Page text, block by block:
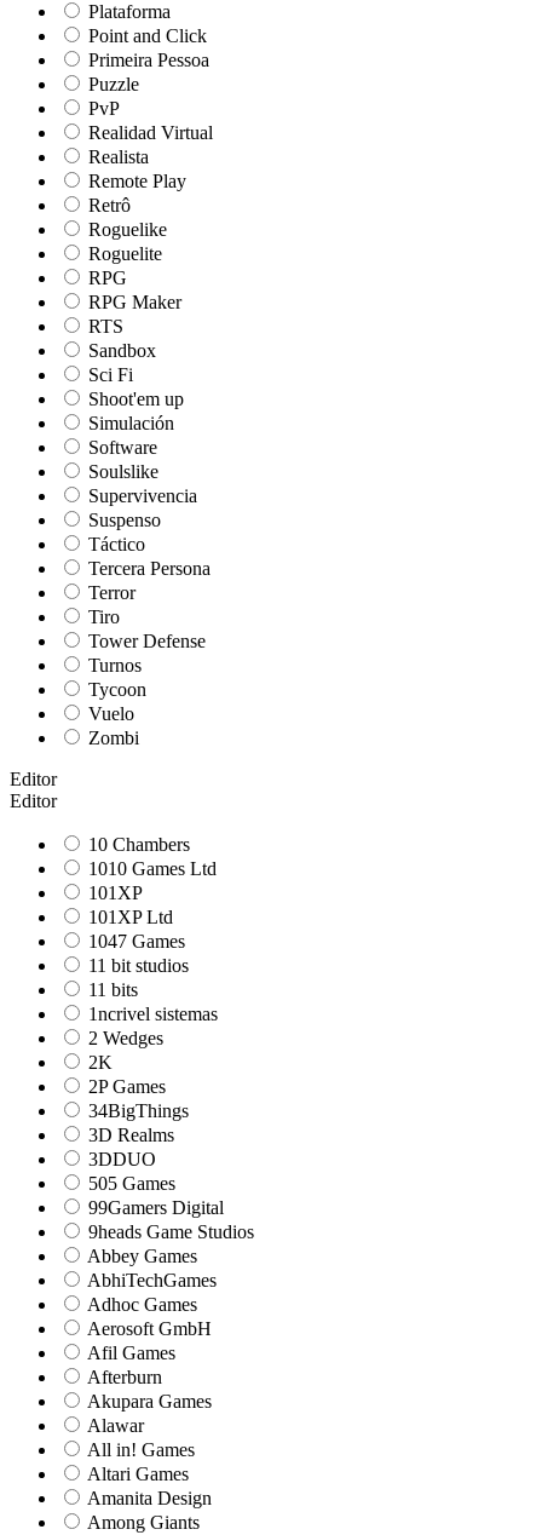
Plataforma
Point and Click
Primeira Pessoa
Puzzle
PvP
Realidad Virtual
Realista
Remote Play
Retrô
Roguelike
Roguelite
RPG
RPG Maker
RTS
Sandbox
Sci Fi
Shoot'em up
Simulación
Software
Soulslike
Supervivencia
Suspenso
Táctico
Tercera Persona
Terror
Tiro
Tower Defense
Turnos
Tycoon
Vuelo
Zombi
Editor
Editor
10 Chambers
1010 Games Ltd
101XP
101XP Ltd
1047 Games
11 bit studios
11 bits
1ncrivel sistemas
2 Wedges
2K
2P Games
34BigThings
3D Realms
3DDUO
505 Games
99Gamers Digital
9heads Game Studios
Abbey Games
AbhiTechGames
Adhoc Games
Aerosoft GmbH
Afil Games
Afterburn
Akupara Games
Alawar
All in! Games
Altari Games
Amanita Design
Among Giants